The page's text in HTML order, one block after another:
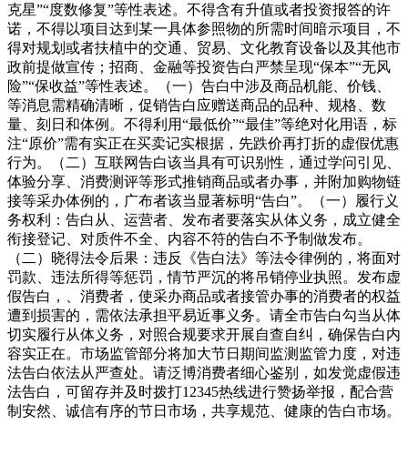
克星”“度数修复”等性表述。不得含有升值或者投资报答的许
诺，不得以项目达到某一具体参照物的所需时间暗示项目，不
得对规划或者扶植中的交通、贸易、文化教育设备以及其他市
政前提做宣传；招商、金融等投资告白严禁呈现“保本”“无风
险”“保收益”等性表述。（一）告白中涉及商品机能、价钱、
等消息需精确清晰，促销告白应赠送商品的品种、规格、数
量、刻日和体例。不得利用“最低价”“最佳”等绝对化用语，标
注“原价”需有实正在买卖记实根据，先跌价再打折的虚假优惠
行为。（二）互联网告白该当具有可识别性，通过学问引见、
体验分享、消费测评等形式推销商品或者办事，并附加购物链
接等采办体例的，广布者该当显著标明“告白”。（一）履行义
务权利：告白从、运营者、发布者要落实从体义务，成立健全
衔接登记、对质件不全、内容不符的告白不予制做发布。
（二）晓得法令后果：违反《告白法》等法令律例的，将面对
罚款、违法所得等惩罚，情节严沉的将吊销停业执照。发布虚
假告白，、消费者，使采办商品或者接管办事的消费者的权益
遭到损害的，需依法承担平易近事义务。请全市告白勾当从体
切实履行从体义务，对照合规要求开展自查自纠，确保告白内
容实正在。市场监管部分将加大节日期间监测监管力度，对违
法告白依法从严查处。请泛博消费者细心鉴别，如发觉虚假违
法告白，可留存并及时拨打12345热线进行赞扬举报，配合营
制安然、诚信有序的节日市场，共享规范、健康的告白市场。